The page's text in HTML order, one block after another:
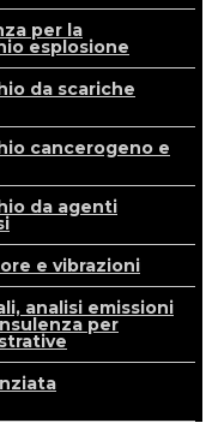
per la
esplosione
da scariche
cancerogeno e
da agenti
e vibrazioni
analisi emissioni
per